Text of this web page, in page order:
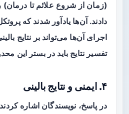
(زمان از شروع علائم تا درمان)
دادند. آن‌ها یادآور شدند که
اجرای آن‌ها می‌تواند بر نتایج
تفسیر نتایج باید در بستر این
۴. ایمنی و نتایج بالینی
در پاسخ، نویسندگان اشاره